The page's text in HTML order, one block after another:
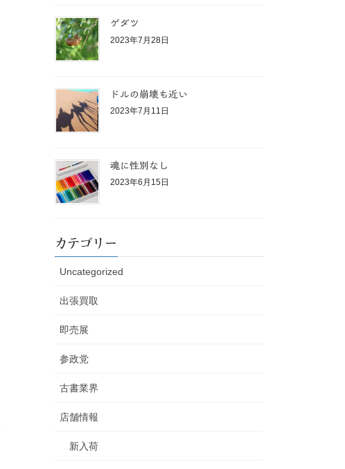
ゲダツ
2023年7月28日
ドルの崩壊も近い
2023年7月11日
魂に性別なし
2023年6月15日
カテゴリー
Uncategorized
出張買取
即売展
参政党
古書業界
店舗情報
新入荷